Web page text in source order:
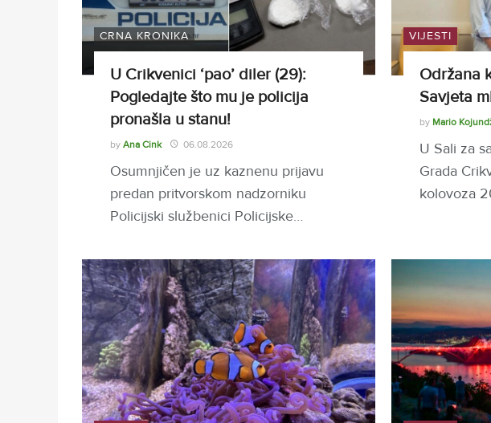
CRNA KRONIKA
U Crikvenici ‘pao’ diler (29):
Pogledajte što mu je policija
pronašla u stanu!
by Ana Cink 06.08.2026
Osumnjičen je uz kaznenu prijavu
predan pritvorskom nadzorniku
Policijski službenici Policijske…
VIJESTI
Održana
Savjeta
by Mario
U Sali za
Grada
kolovoza